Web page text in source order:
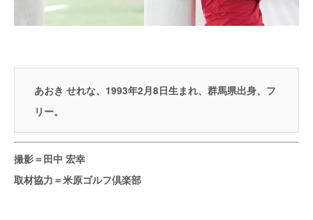
あおき せれな、1993年2月8日生まれ、群馬県出身、フ
リー。
撮影＝田中 宏幸
取材協力＝米原ゴルフ倶楽部